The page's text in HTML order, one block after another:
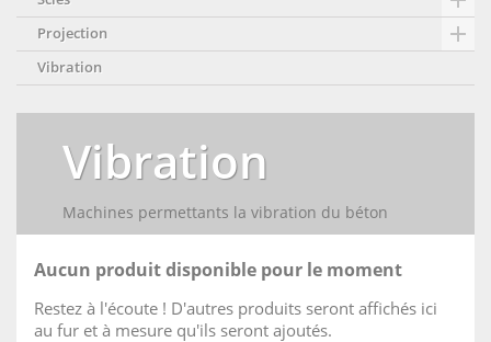
Projection 
Vibration
Vibration
Machines permettants la vibration du béton
Aucun produit disponible pour le moment
Restez à l'écoute ! D'autres produits seront affichés ici
au fur et à mesure qu'ils seront ajoutés.